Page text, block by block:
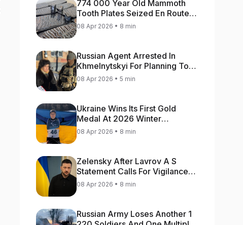
774 000 Year Old Mammoth
Tooth Plates Seized En Route
From Ukraine To Bulgaria
08 Apr 2026 • 8 min
Russian Agent Arrested In
Khmelnytskyi For Planning To
Blow Up Military Cars
08 Apr 2026 • 5 min
Ukraine Wins Its First Gold
Medal At 2026 Winter
Paralympics
08 Apr 2026 • 8 min
Zelensky After Lavrov A S
Statement Calls For Vigilance
As Capital May Be Attacked
08 Apr 2026 • 8 min
Russian Army Loses Another 1